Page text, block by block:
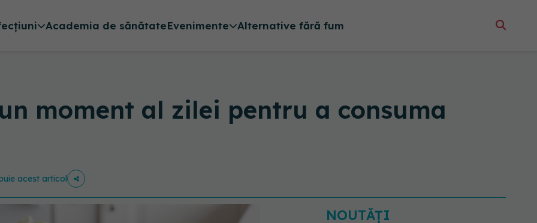
Academia de sănătateEvenimente Alternative fără fum
moment al zilei pentru a consuma
acest articol
NOUTĂȚI